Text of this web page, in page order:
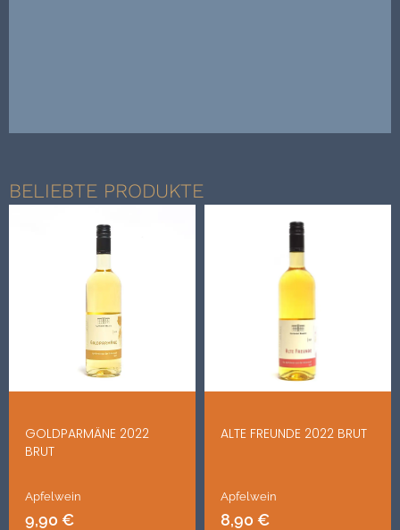
BELIEBTE PRODUKTE
GOLDPARMÄNE 2022
BRUT
Apfelwein
9,90 €
ALTE FREUNDE 2022 BRUT
Apfelwein
8,90 €